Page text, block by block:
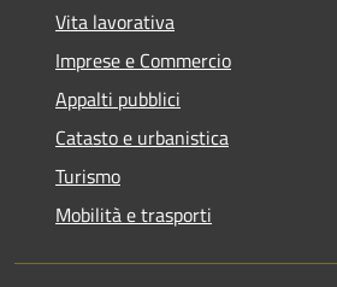
Vita lavorativa
Imprese e Commercio
Appalti pubblici
Catasto e urbanistica
Turismo
Mobilità e trasporti